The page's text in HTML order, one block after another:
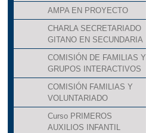
AMPA EN PROYECTO
CHARLA SECRETARIADO
GITANO EN SECUNDARIA
COMISIÓN DE FAMILIAS Y
GRUPOS INTERACTIVOS
COMISIÓN FAMILIAS Y
VOLUNTARIADO
Curso PRIMEROS
AUXILIOS INFANTIL